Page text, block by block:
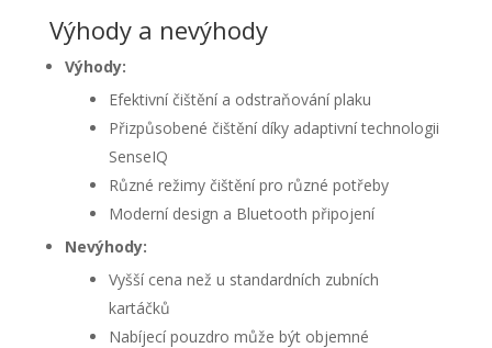
Výhody a nevýhody
Výhody:
Efektivní čištění a odstraňování plaku
Přizpůsobené čištění díky adaptivní technologii
SenseIQ
Různé režimy čištění pro různé potřeby
Moderní design a Bluetooth připojení
Nevýhody:
Vyšší cena než u standardních zubních
kartáčků
Nabíjecí pouzdro může být objemné